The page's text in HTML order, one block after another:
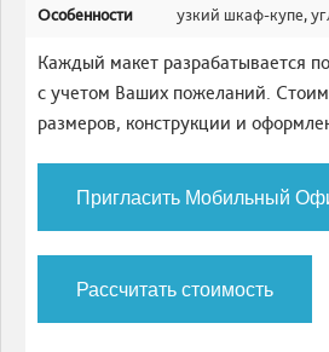
Особенности узкий шкаф-купе,
Каждый макет разрабатывается
с учетом Ваших пожеланий.
размеров, конструкции и
Пригласить Мобильный
Рассчитать стоимость